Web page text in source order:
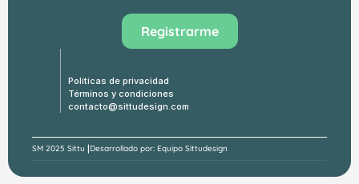
Registrarme
Políticas de privacidad
Términos y condiciones
contacto@sittudesign.com
SM 2025 Sittu |Desarrollado por: Equipo Sittudesign